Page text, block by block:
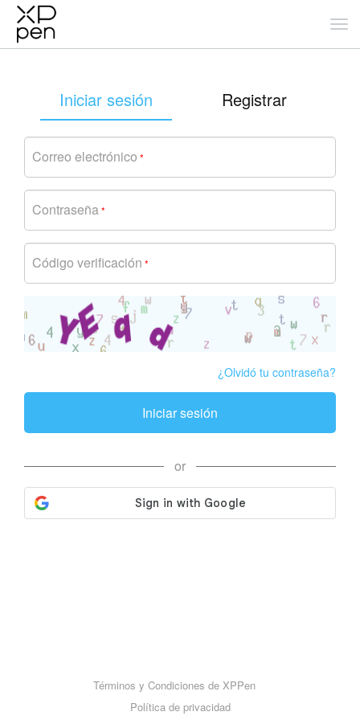
Iniciar sesión Registrar
Correo electrónico *
Contraseña*
Código verificación *
¿Olvidó tu contraseña?
Iniciar sesión
or
Términos y Condiciones de XPPen
Política de privacidad